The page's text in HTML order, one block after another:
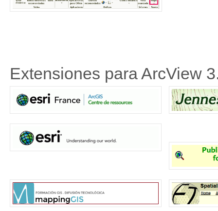
Extensiones para ArcView